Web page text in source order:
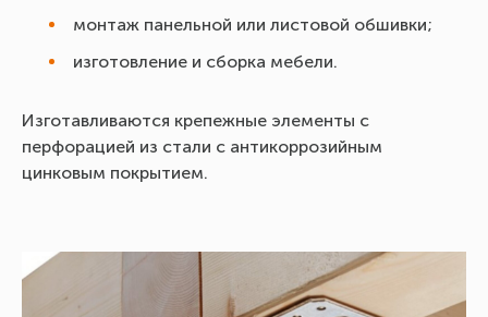
монтаж панельной или листовой обшивки;
изготовление и сборка мебели.
Изготавливаются крепежные элементы с
перфорацией из стали с антикоррозийным
цинковым покрытием.